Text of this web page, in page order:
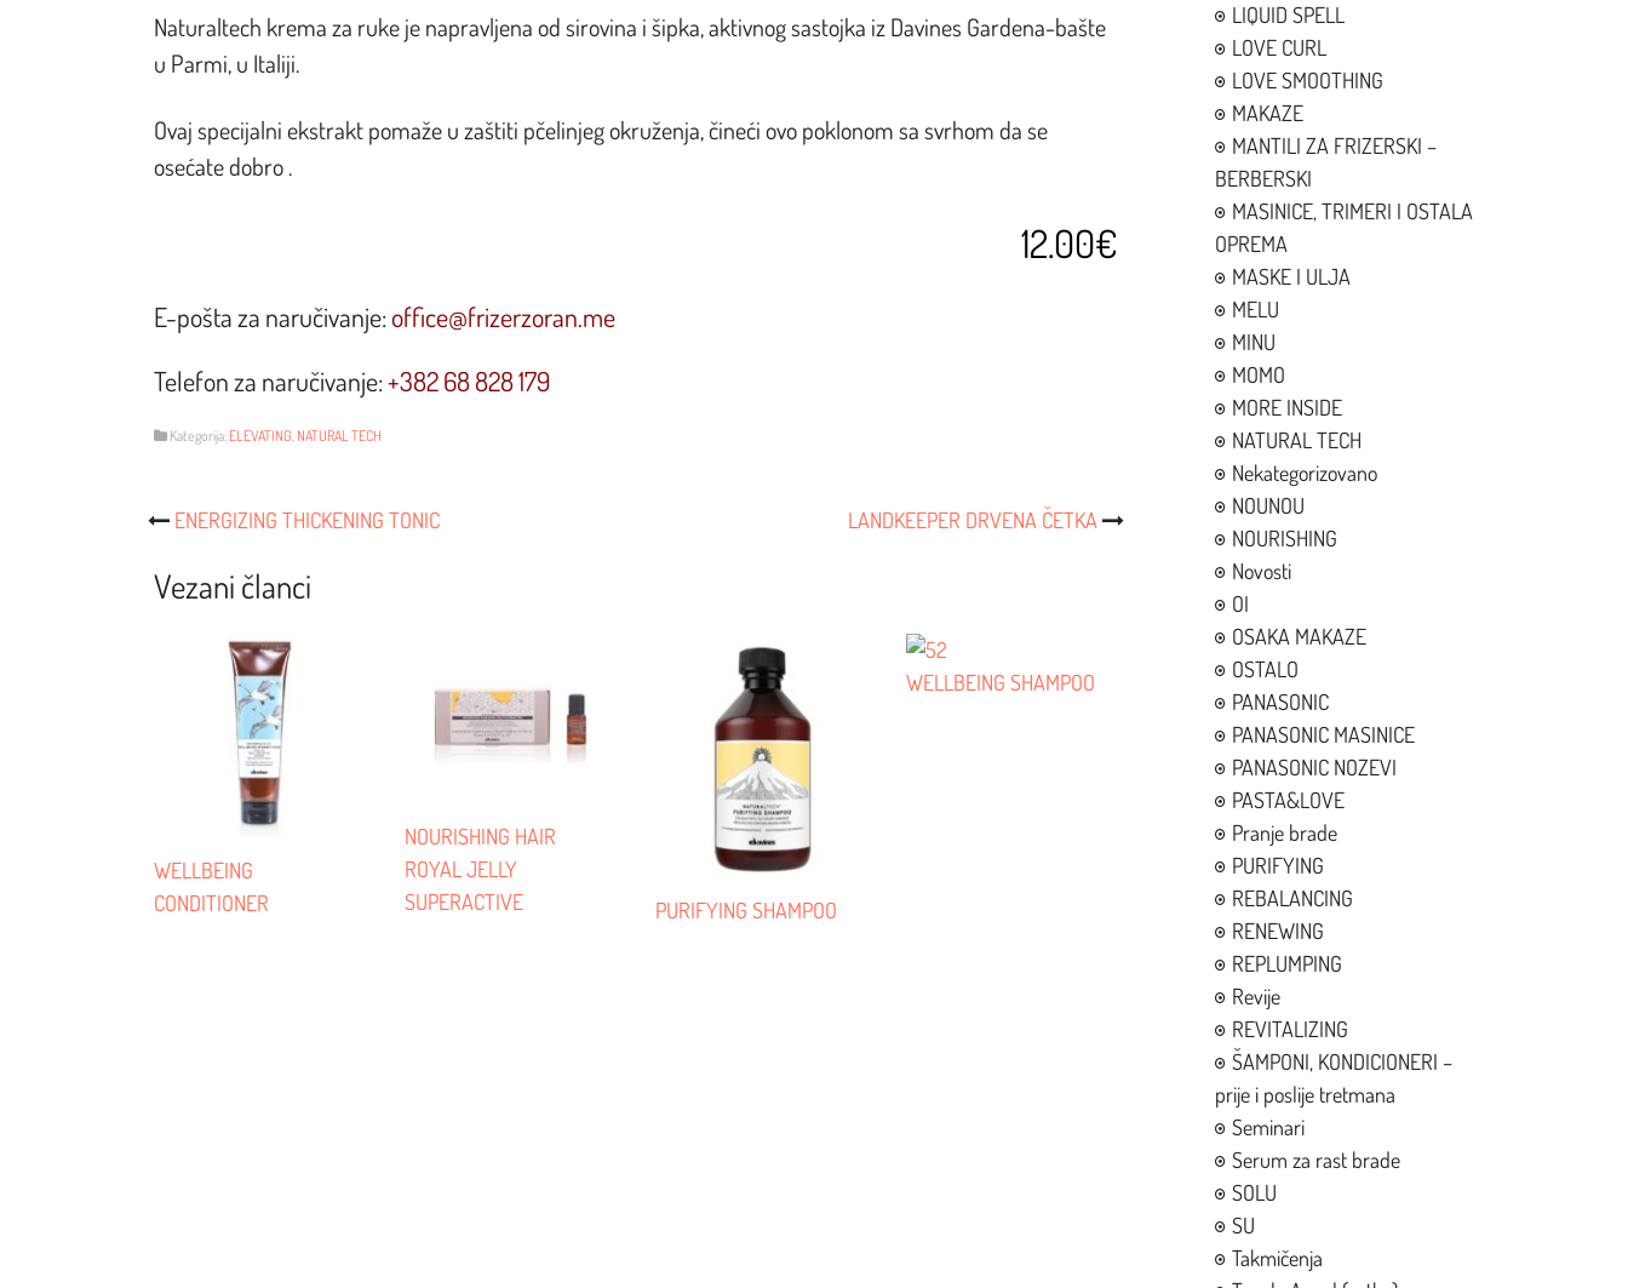
Naturaltech krema za ruke je napravljena od sirovina i šipka, aktivnog sastojka iz Davines Gardena-bašte
u Parmi, u Italiji.
Ovaj specijalni ekstrakt pomaže u zaštiti pčelinjeg okruženja, čineći ovo poklonom sa svrhom da se
osećate dobro .
12.00€
E-pošta za naručivanje:office@frizerzoran.me
Telefon za naručivanje:+382 68 828 179
Kategorija: ELEVATING, NATURAL TECH
Post
Navigacija
ENERGIZING THICKENING TONIC LANDKEEPER DRVENA ČETKA
Vezani članci
WELLBEING
CONDITIONER
NOURISHING HAIR
ROYAL JELLY
SUPERACTIVE
PURIFYING SHAMPOO
WELLBEING SHAMPOO
LIQUID SPELL
LOVE CURL
LOVE SMOOTHING
MAKAZE
MANTILI ZA FRIZERSKI –
BERBERSKI
MASINICE, TRIMERI I OSTALA
OPREMA
MASKE I ULJA
MELU
MINU
MOMO
MORE INSIDE
NATURAL TECH
Nekategorizovano
NOUNOU
NOURISHING
Novosti
OI
OSAKA MAKAZE
OSTALO
PANASONIC
PANASONIC MASINICE
PANASONIC NOZEVI
PASTA&LOVE
Pranje brade
PURIFYING
REBALANCING
RENEWING
REPLUMPING
Revije
REVITALIZING
ŠAMPONI, KONDICIONERI –
prije i poslije tretmana
Seminari
Serum za rast brade
SOLU
SU
Takmičenja